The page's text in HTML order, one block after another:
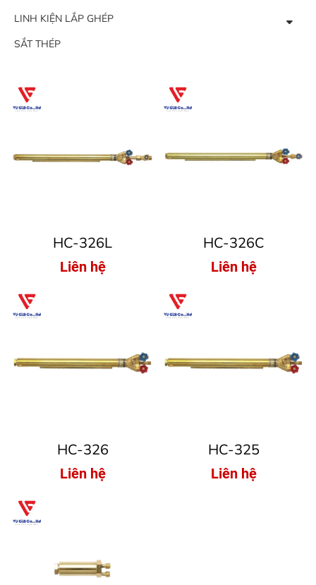
LINH KIỆN LẮP GHÉP
SẮT THÉP
HC-326L
Liên hệ
HC-326C
Liên hệ
HC-326
Liên hệ
HC-325
Liên hệ